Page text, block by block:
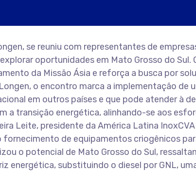
se reuniu com representantes de
oportunidades em Mato Grosso do Sul.
da Missão Ásia e reforça a busca por
o encontro marca a implementação de
em outros países e que pode atender à
a transição energética, alinhando-se aos
Leite, presidente da América Latina
fornecimento de equipamentos criogênicos
o potencial de Mato Grosso do Sul,
energética, substituindo o diesel por GNL,